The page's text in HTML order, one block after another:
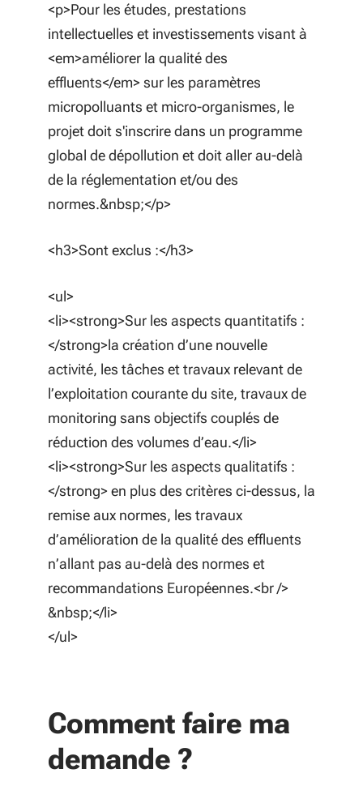
<p>Pour les études, prestations
intellectuelles et investissements visant à
<em>améliorer la qualité des
effluents</em> sur les paramètres
micropolluants et micro-organismes, le
projet doit s'inscrire dans un programme
global de dépollution et doit aller au-delà
de la réglementation et/ou des
normes.&nbsp;</p>
<h3>Sont exclus :</h3>
<ul>
<li><strong>Sur les aspects quantitatifs :
</strong>la création d’une nouvelle
activité, les tâches et travaux relevant de
l’exploitation courante du site, travaux de
monitoring sans objectifs couplés de
réduction des volumes d’eau.</li>
<li><strong>Sur les aspects qualitatifs :
</strong> en plus des critères ci-dessus, la
remise aux normes, les travaux
d’amélioration de la qualité des effluents
n’allant pas au-delà des normes et
recommandations Européennes.<br />
&nbsp;</li>
</ul>
Comment faire ma
demande ?